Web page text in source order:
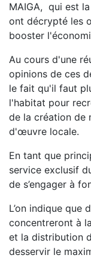
MAIGA, qui est
ont décrypté les
booster
Au cours d'une
opinions de ces
le fait qu'il faut
l'habitat pour
de la création de
d'œuvre locale.
En tant que
service exclusif
de s’engager à
L’on indique que
concentreront à
et la distribution
desservir le